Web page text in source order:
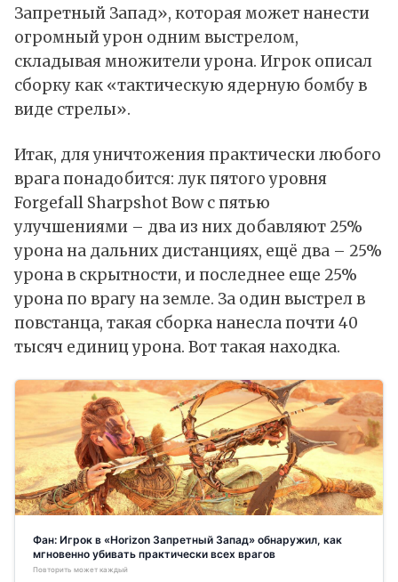
Запретный Запад», которая может нанести
огромный урон одним выстрелом,
складывая множители урона. Игрок описал
сборку как «тактическую ядерную бомбу в
виде стрелы».
Итак, для уничтожения практически любого
врага понадобится: лук пятого уровня
Forgefall Sharpshot Bow с пятью
улучшениями – два из них добавляют 25%
урона на дальних дистанциях, ещё два – 25%
урона в скрытности, и последнее еще 25%
урона по врагу на земле. За один выстрел в
повстанца, такая сборка нанесла почти 40
тысяч единиц урона. Вот такая находка.
Фан: Игрок в «Horizon Запретный Запад» обнаружил, как
мгновенно убивать практически всех врагов
Повторить может каждый